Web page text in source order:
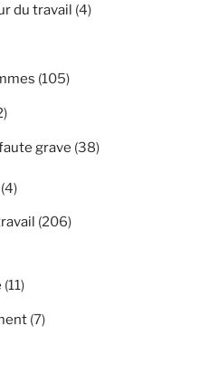
du travail (4)
(105)
grave (38)
(4)
(206)
(11)
(7)